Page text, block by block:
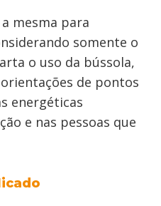
mesma para
somente o
o uso da bússola,
de pontos
energéticas
e nas pessoas que